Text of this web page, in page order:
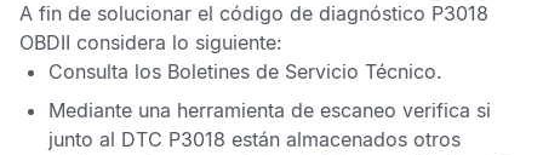
A fin de solucionar el código de diagnóstico P3018
OBDII considera lo siguiente:
Consulta los Boletines de Servicio Técnico.
Mediante una herramienta de escaneo verifica si
junto al DTC P3018 están almacenados otros